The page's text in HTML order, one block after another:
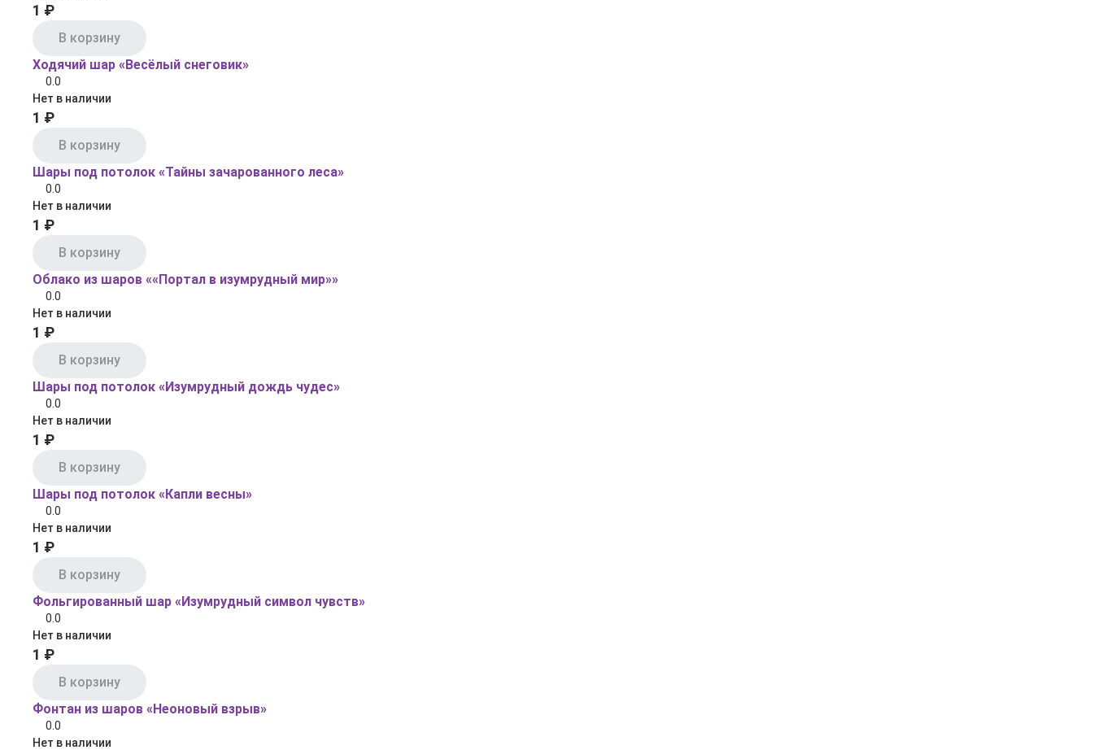
1 ₽
В корзину
Ходячий шар «Весёлый снеговик»
0.0
Нет в наличии
1 ₽
В корзину
Шары под потолок «Тайны зачарованного леса»
0.0
Нет в наличии
1 ₽
В корзину
Облако из шаров ««Портал в изумрудный мир»»
0.0
Нет в наличии
1 ₽
В корзину
Шары под потолок «Изумрудный дождь чудес»
0.0
Нет в наличии
1 ₽
В корзину
Шары под потолок «Капли весны»
0.0
Нет в наличии
1 ₽
В корзину
Фольгированный шар «Изумрудный символ чувств»
0.0
Нет в наличии
1 ₽
В корзину
Фонтан из шаров «Неоновый взрыв»
0.0
Нет в наличии